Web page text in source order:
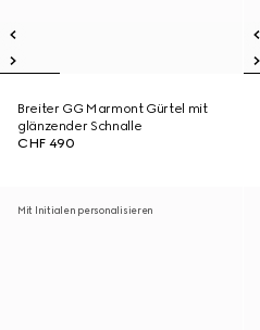
Breiter GG Marmont Gürtel mit
glänzender Schnalle
CHF 490
Mit Initialen personalisieren